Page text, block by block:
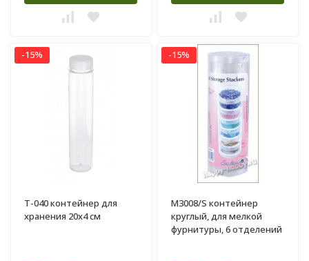
-15%
T-040 контейнер для
хранения 20х4 см
-15%
M3008/S контейнер
круглый, для мелкой
фурнитуры, 6 отделений